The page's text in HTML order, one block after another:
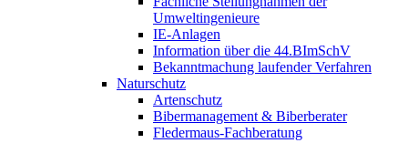
Umweltingenieure
IE-Anlagen
Information über die 44.BImSchV
Bekanntmachung laufender Verfahren
Naturschutz
Artenschutz
Bibermanagement & Biberberater
Fledermaus-Fachberatung